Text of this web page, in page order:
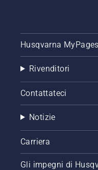
Husqvarna MyPages
Rivenditori
Contattateci
Notizie
Carriera
Gli impegni di